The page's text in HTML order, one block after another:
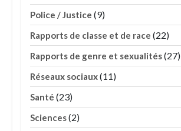
Police / Justice (9)
Rapports de classe et de race (22)
Rapports de genre et sexualités(27)
Réseaux sociaux(11)
Santé (23)
Sciences(2)